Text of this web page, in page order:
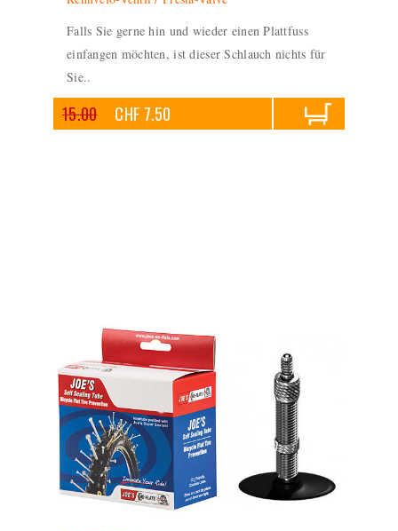
Falls Sie gerne hin und wieder einen Plattfuss
einfangen möchten, ist dieser Schlauch nichts für
Sie..
15.00 CHF 7.50